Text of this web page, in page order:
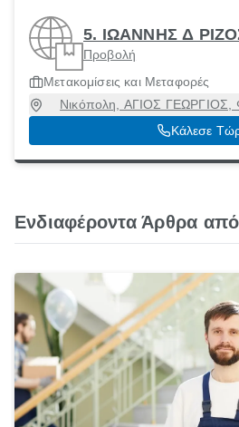
5. ΙΩΑΝΝΗΣ Δ
Προβολή
Μετακομίσεις και Μεταφορές
Νικόπολη, ΑΓΙΟΣ ΓΕΩΡΓΙΟΣ,
48200
Κάλεσε
Ενδιαφέροντα Άρθρα